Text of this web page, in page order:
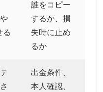
る
誰をコピー
するか、損
失時に止め
るか
出金条件、
本人確認、